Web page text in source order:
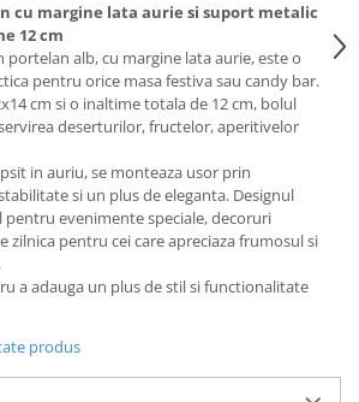
cu margine lata aurie si suport metalic
12 cm
portelan alb, cu margine lata aurie, este o
pentru orice masa festiva sau candy bar.
cm si o inaltime totala de 12 cm, bolul
deserturilor, fructelor, aperitivelor
in auriu, se monteaza usor prin
si un plus de eleganta. Designul
pentru evenimente speciale, decoruri
zilnica pentru cei care apreciaza frumosul si
a adauga un plus de stil si functionalitate
produs